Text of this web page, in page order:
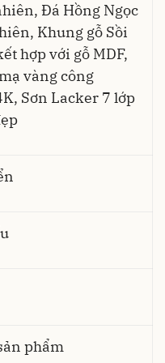
Đá Hồng Ngọc
Khung gỗ Sồi
hợp với gỗ MDF,
vàng công
Sơn Lacker 7 lớp
phẩm